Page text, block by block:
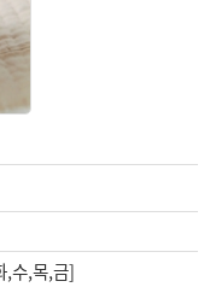
,수,목,금]